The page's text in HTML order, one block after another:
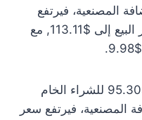
إضافة المصنعية، فيرتفع
سعر الشراء إلى $109.82 وسعر البيع إلى $113.11, مع
سعر الذهب عيار 21 اليوم يبلغ $95.30 للشراء الخام
إضافة المصنعية، فيرتفع سعر